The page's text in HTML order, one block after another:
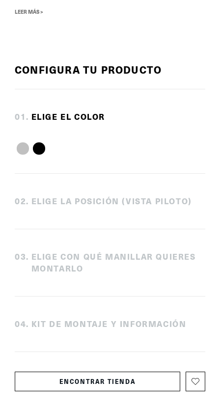
LEER MÁS >
CONFIGURA TU PRODUCTO
01 . ELIGE EL COLOR
02. ELIGE LA POSICIÓN (VISTA PILOTO)
03. ELIGE CON QUÉ MANILLAR QUIERES
MONTARLO
04. KIT DE MONTAJE Y INFORMACIÓN
ENCONTRAR TIENDA